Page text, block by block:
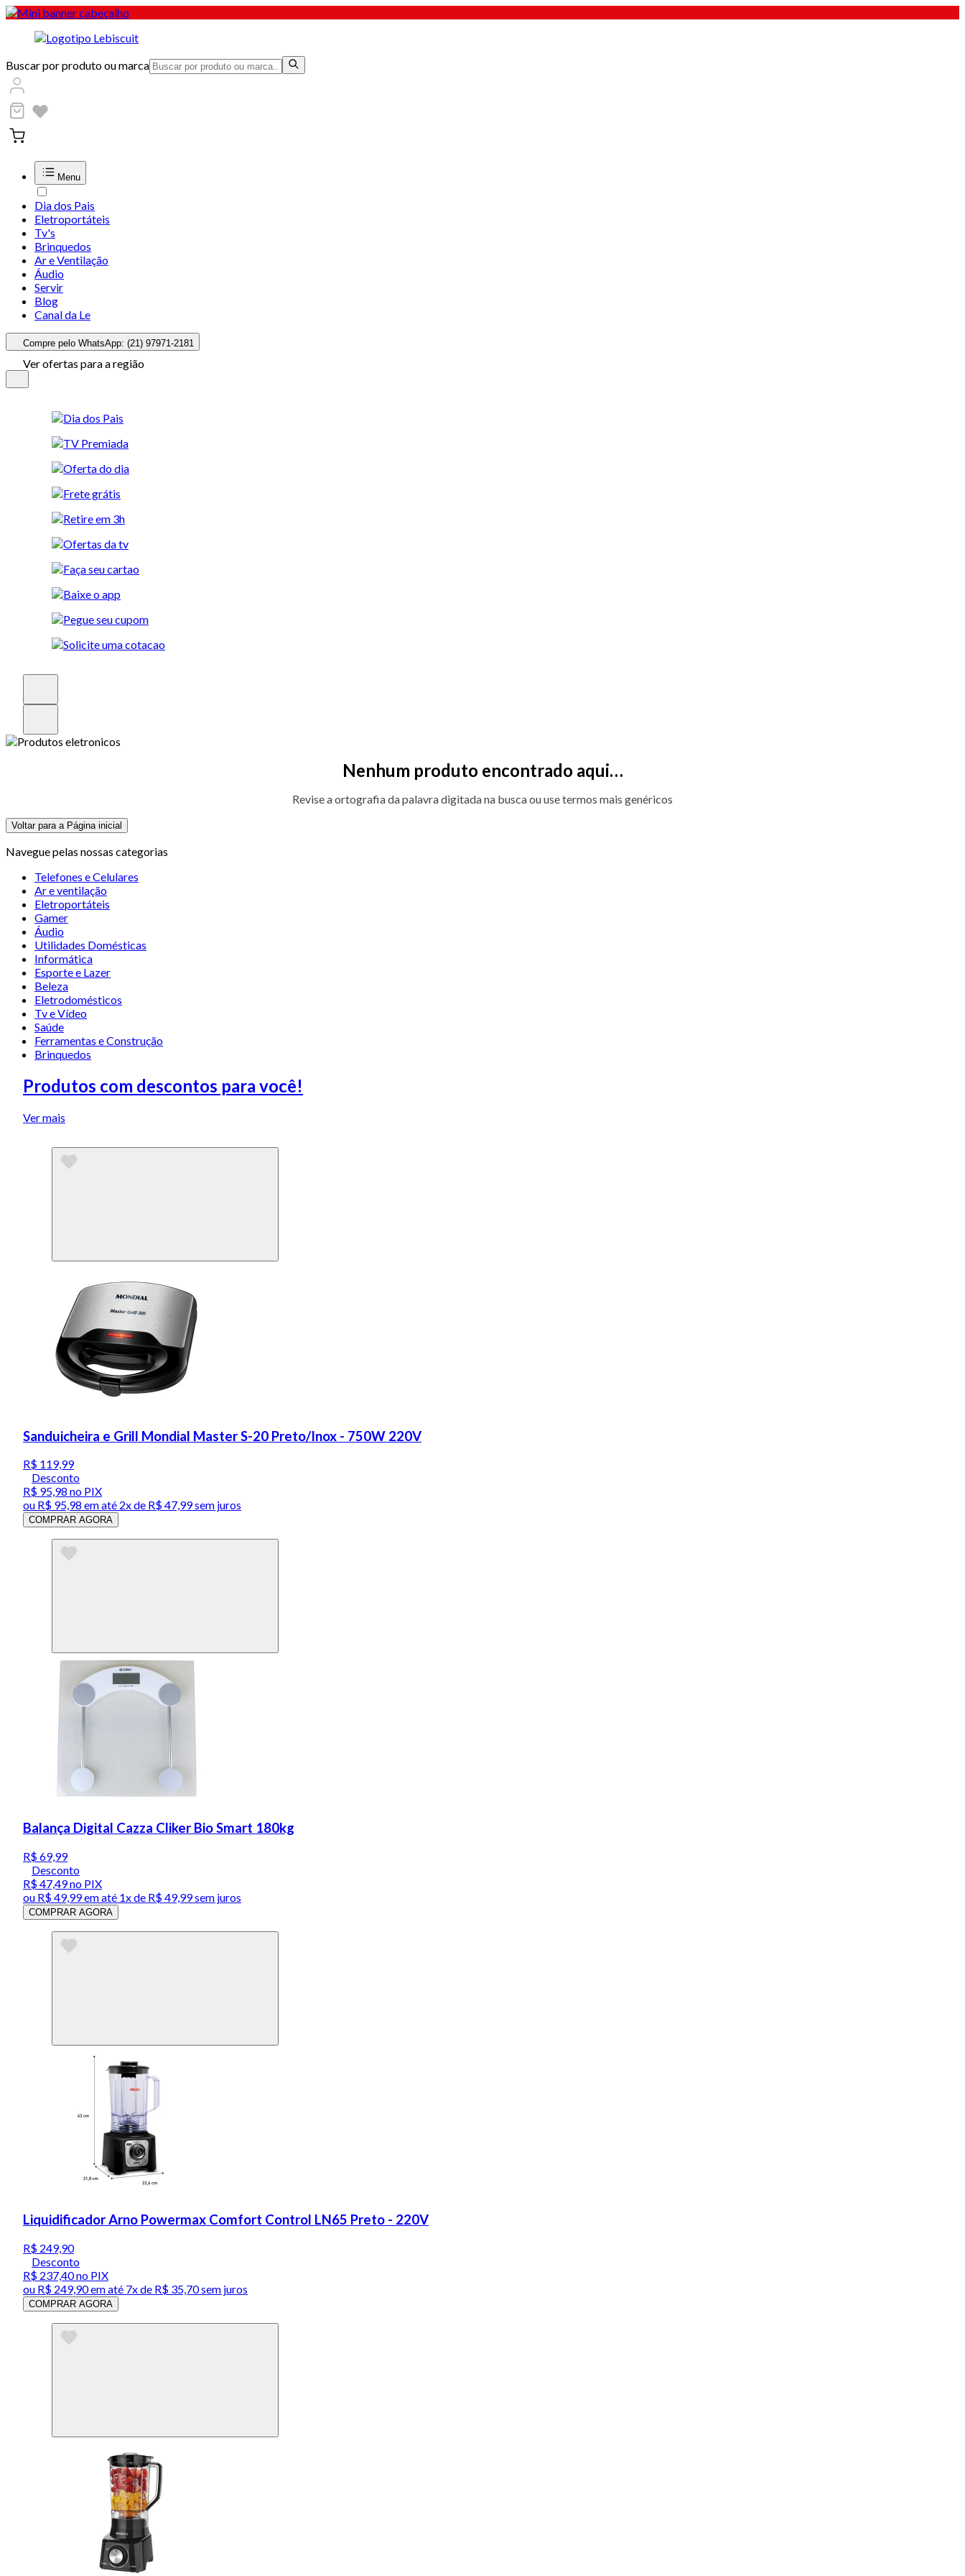
Buscar por produto ou marca
Menu
Dia dos Pais
Eletroportáteis
Tv's
Brinquedos
Ar e Ventilação
Áudio
Servir
Blog
Canal da Le
Compre pelo WhatsApp: (21) 97971-2181
Ver ofertas para a região
Nenhum produto encontrado aqui…
Revise a ortografia da palavra digitada na busca ou use termos mais genéricos
Voltar para a Página inicial
Navegue pelas nossas categorias
Telefones e Celulares
Ar e ventilação
Eletroportáteis
Gamer
Áudio
Utilidades Domésticas
Informática
Esporte e Lazer
Beleza
Eletrodomésticos
Tv e Vídeo
Saúde
Ferramentas e Construção
Brinquedos
Produtos com descontos para você!
Ver mais
Sanduicheira e Grill Mondial Master S-20 Preto/Inox - 750W 220V
R$ 119,99
Desconto
R$ 95,98 no PIX
ou R$ 95,98 em até 2x de R$ 47,99 sem juros
COMPRAR AGORA
Balança Digital Cazza Cliker Bio Smart 180kg
R$ 69,99
Desconto
R$ 47,49no PIX
ou R$ 49,99em até 1x de R$ 49,99sem juros
COMPRAR AGORA
Liquidificador Arno Powermax Comfort Control LN65 Preto - 220V
R$ 249,90
Desconto
R$ 237,40no PIX
ou R$ 249,90em até 7x de R$ 35,70 sem juros
COMPRAR AGORA